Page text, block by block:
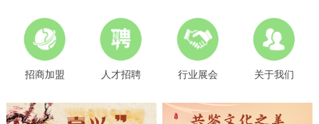
招商加盟 人才招聘 行业展会 关于我们